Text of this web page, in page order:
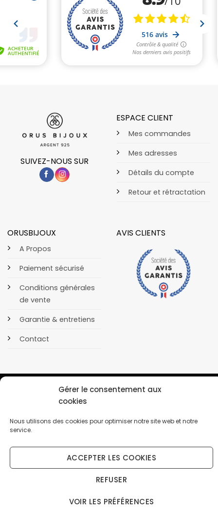
Gérer le consentement aux
cookies
Nous utilisons des cookies pour optimiser notre site web et notre
service.
ACCEPTER LES COOKIES
REFUSER
VOIR LES PRÉFÉRENCES
SUIVEZ-NOUS SUR
ESPACE CLIENT
Mes commandes
Mes adresses
Détails du compte
Retour et rétractation
ORUSBIJOUX
A Propos
Paiement sécurisé
Conditions générales
de vente
Garantie & entretiens
Contact
AVIS CLIENTS
Copyright 2026 © OrusBijoux Tous droits réservés
BP90032, 13600 La Ciotat, France - Téléphone : 09.75.23.60.62
↩️ Renoncer au contrat ici
Droit de rétractation (14 jours) — gratuit, sans connexion